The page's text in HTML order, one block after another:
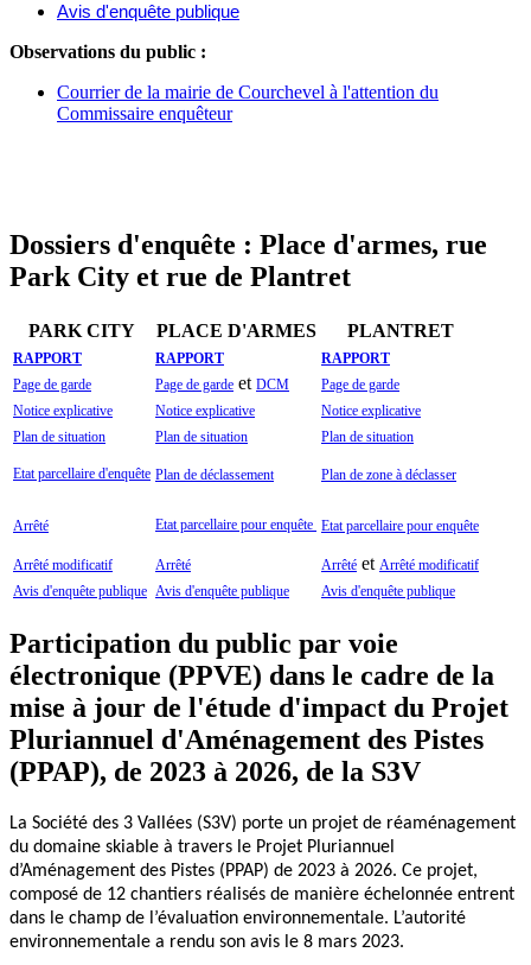
Avis d'enquête publique
Observations du public :
Courrier de la mairie de Courchevel à l'attention du
Commissaire enquêteur
Dossiers d'enquête : Place d'armes, rue
Park City et rue de Plantret
PARK CITY PLACE D'ARMES PLANTRET
RAPPORT RAPPORT
RAPPORT
Page de garde
Page de garde et DCM
Page de garde
Notice explicative
Notice explicative
Notice explicative
Plan de situation
Plan de situation Plan de situation
Etat parcellaire d'enquête Plan de déclassement Plan de zone à déclasser
Arrêté Etat parcellaire pour enquête Etat parcellaire pour enquête
Arrêté modificatif Arrêté Arrêté et Arrêté modificatif
Avis d'enquête publique Avis d'enquête publique Avis d'enquête publique
Participation du public par voie
électronique (PPVE) dans le cadre de la
mise à jour de l'étude d'impact du Projet
Pluriannuel d'Aménagement des Pistes
(PPAP), de 2023 à 2026, de la S3V
La Société des 3 Vallées (S3V) porte un projet de réaménagement
du domaine skiable à travers le Projet Pluriannuel
d’Aménagement des Pistes (PPAP) de 2023 à 2026. Ce projet,
composé de 12 chantiers réalisés de manière échelonnée entrent
dans le champ de l’évaluation environnementale. L’autorité
environnementale a rendu son avis le 8 mars 2023.